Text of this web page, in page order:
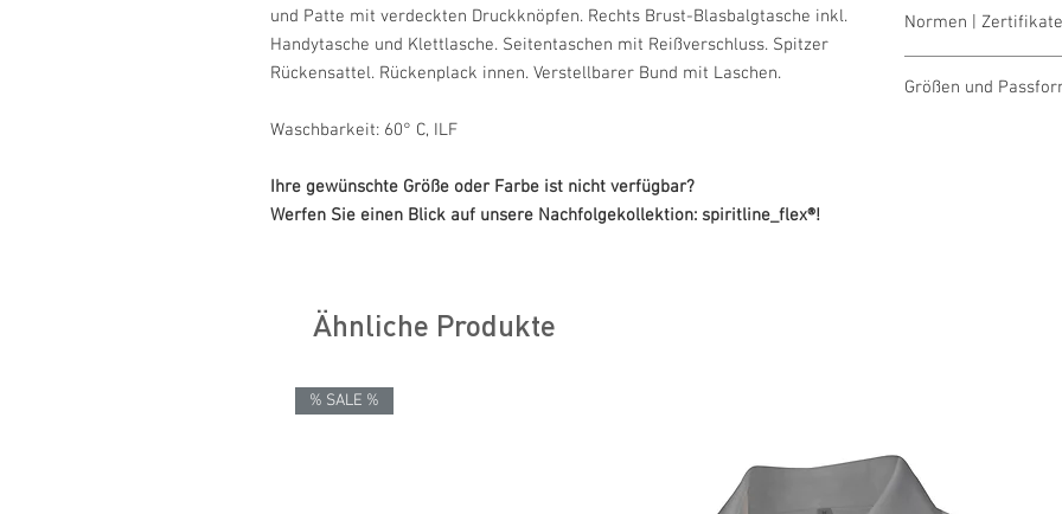
und Patte mit verdeckten Druckknöpfen. Rechts Brust-Blasbalgtasche inkl.
Handytasche und Klettlasche. Seitentaschen mit Reißverschluss. Spitzer
Rückensattel. Rückenplack innen. Verstellbarer Bund mit Laschen.
Waschbarkeit: 60° C, ILF
Ihre gewünschte Größe oder Farbe ist nicht verfügbar?
Werfen Sie einen Blick auf unsere Nachfolgekollektion: spiritline_flex®!
bleichen nicht
trocknen 1 Pkt.
bügeln 2 Pkt.
Normen |
Made in Austria/
Größen und
Ähnliche Produkte
% SALE %